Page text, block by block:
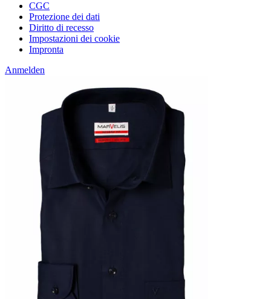
CGC
Protezione dei dati
Diritto di recesso
Impostazioni dei cookie
Impronta
Anmelden